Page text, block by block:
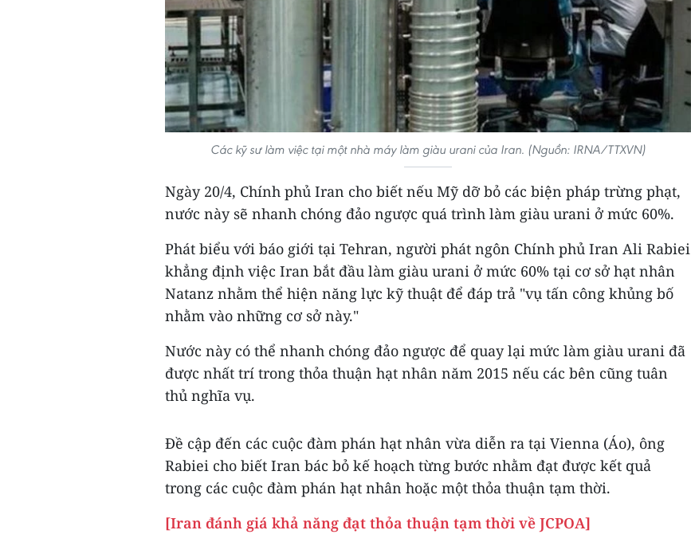
Các kỹ sư làm việc tại một nhà máy làm giàu urani của Iran. (Nguồn: IRNA/TTXVN)
Ngày 20/4, Chính phủ Iran cho biết nếu Mỹ dỡ bỏ các biện pháp trừng phạt,
nước này sẽ nhanh chóng đảo ngược quá trình làm giàu urani ở mức 60%.
Phát biểu với báo giới tại Tehran, người phát ngôn Chính phủ Iran Ali Rabiei
khẳng định việc Iran bắt đầu làm giàu urani ở mức 60% tại cơ sở hạt nhân
Natanz nhằm thể hiện năng lực kỹ thuật để đáp trả "vụ tấn công khủng bố
nhằm vào những cơ sở này."
Nước này có thể nhanh chóng đảo ngược để quay lại mức làm giàu urani đã
được nhất trí trong thỏa thuận hạt nhân năm 2015 nếu các bên cũng tuân
thủ nghĩa vụ.
Đề cập đến các cuộc đàm phán hạt nhân vừa diễn ra tại Vienna (Áo), ông
Rabiei cho biết Iran bác bỏ kế hoạch từng bước nhằm đạt được kết quả
trong các cuộc đàm phán hạt nhân hoặc một thỏa thuận tạm thời.
[Iran đánh giá khả năng đạt thỏa thuận tạm thời về JCPOA]